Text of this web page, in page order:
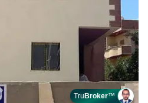
TruBroker™